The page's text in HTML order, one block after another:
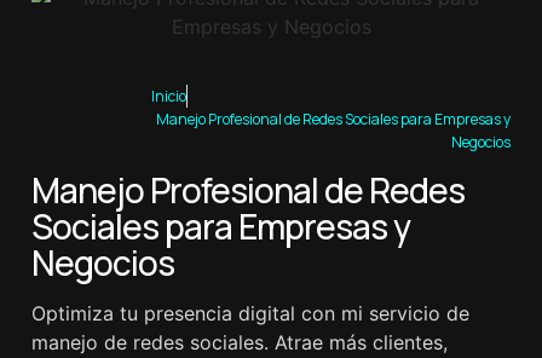
Inicio
Manejo Profesional de Redes Sociales para Empresas y
Negocios
Manejo Profesional de Redes
Sociales para Empresas y
Negocios
Optimiza tu presencia digital con mi servicio de
manejo de redes sociales. Atrae más clientes,